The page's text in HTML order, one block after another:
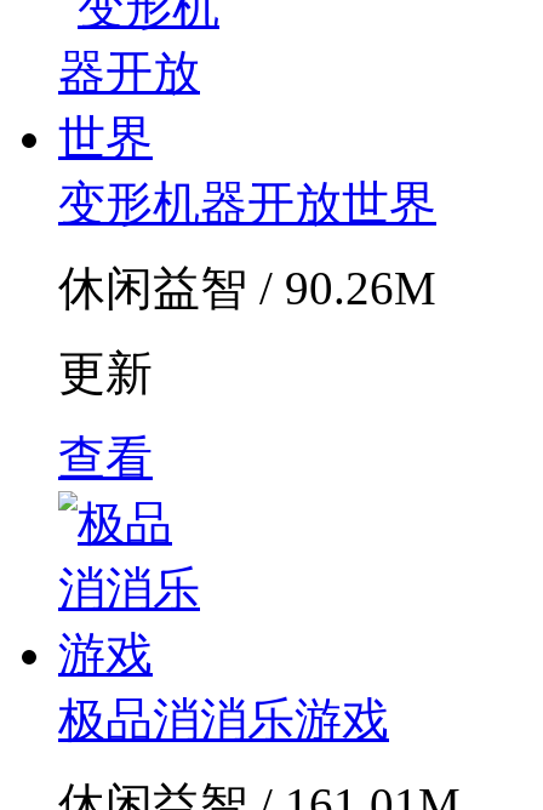
变形机器开放世界
休闲益智 / 90.26M
更新
查看
极品消消乐游戏